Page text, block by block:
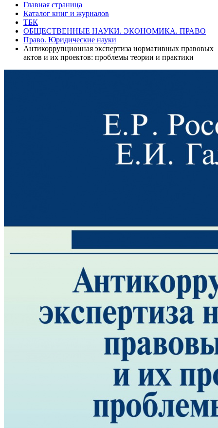
Главная страница
Каталог книг и журналов
ТБК
ОБЩЕСТВЕННЫЕ НАУКИ. ЭКОНОМИКА. ПРАВО
Право. Юридические науки
Антикоррупционная экспертиза нормативных правовых
актов и их проектов: проблемы теории и практики